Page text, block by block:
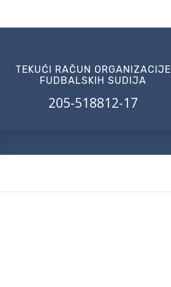
TEKUĆI RAČUN ORGANIZACIJE
FUDBALSKIH SUDIJA
205-518812-17